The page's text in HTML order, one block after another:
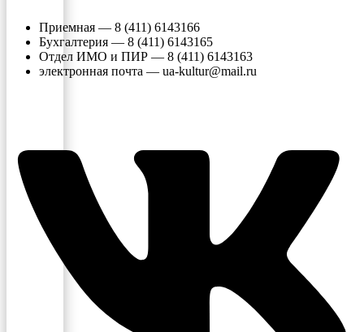
Приемная — 8 (411) 6143166
Бухгалтерия — 8 (411) 6143165
Отдел ИМО и ПИР — 8 (411) 6143163
электронная почта — ua-kultur@mail.ru